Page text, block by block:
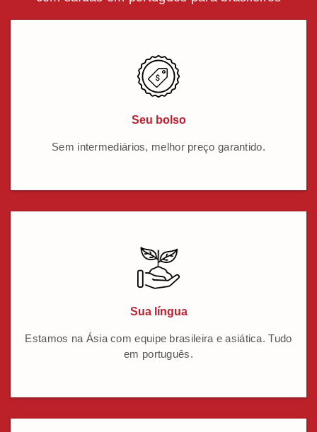
Seu bolso
Sem intermediários, melhor preço garantido.
Sua língua
Estamos na Ásia com equipe brasileira e asiática. Tudo
em português.